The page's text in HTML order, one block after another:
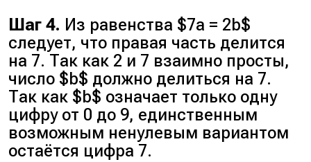
Шаг 4. Из равенства $7a = 2b$
следует, что правая часть делится
на 7. Так как 2 и 7 взаимно просты,
число $b$ должно делиться на 7.
Так как $b$ означает только одну
цифру от 0 до 9, единственным
возможным ненулевым вариантом
остаётся цифра 7.